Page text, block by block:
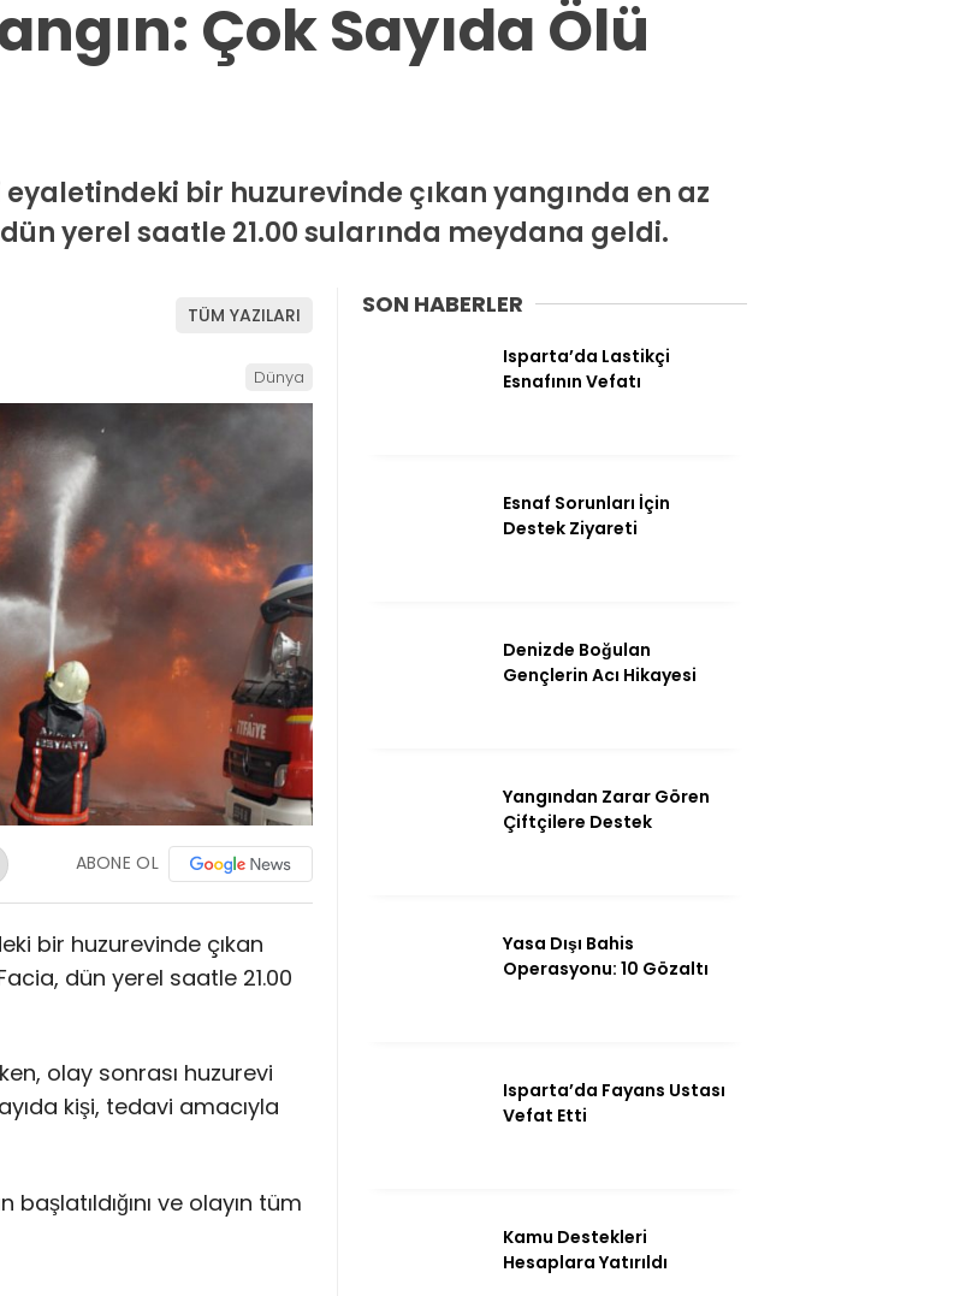
Dünya
Çok Sayıda Ölü
bir huzurevinde çıkan yangında en az
yerel saatle 21.00 sularında meydana geldi.
TÜM YAZILARI
Dünya
ABONE OL
bir huzurevinde çıkan
dün yerel saatle 21.00
olay sonrası huzurevi
kişi, tedavi amacıyla
ve olayın tüm
SON HABERLER
Isparta’da Lastikçi
Esnafının Vefatı
Esnaf Sorunları İçin
Destek Ziyareti
Denizde Boğulan
Gençlerin Acı Hikayesi
Yangından Zarar Gören
Çiftçilere Destek
Yasa Dışı Bahis
Operasyonu: 10 Gözaltı
Isparta’da Fayans Ustası
Vefat Etti
Kamu Destekleri
Hesaplara Yatırıldı